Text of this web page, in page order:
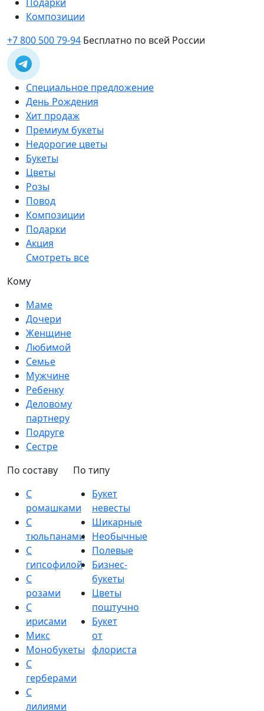
Композиции
+7 800 500 79-94 Бесплатно по всей России
Специальное предложение
День Рождения
Хит продаж
Премиум букеты
Недорогие цветы
Букеты
Цветы
Розы
Повод
Композиции
Подарки
Акция
Смотреть все
Кому
Маме
Дочери
Женщине
Любимой
Семье
Мужчине
Ребенку
Деловому
партнеру
Подруге
Сестре
По составу
С
ромашками
С
тюльпанами
С
гипсофилой
С
розами
С
ирисами
Микс
Монобукеты
С
герберами
С
лилиями
По типу
Букет
невесты
Шикарные
Необычные
Полевые
Бизнес-
букеты
Цветы
поштучно
Букет
от
флориста